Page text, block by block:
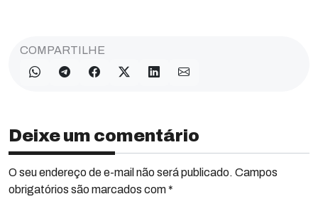
COMPARTILHE
Deixe um comentário
O seu endereço de e-mail não será publicado. Campos
obrigatórios são marcados com *